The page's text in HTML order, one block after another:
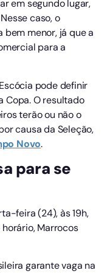
em segundo lugar,
caso, o
menor, já que a
para a
pode definir
Copa. O resultado
terão ou não o
causa da Seleção,
Novo.
para se
feira (24), às 19h,
Marrocos
garante vaga na